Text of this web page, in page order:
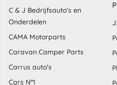
C & J Bedrijfsauto's en
Onderdelen
CAMA Motorparts
Caravan Camper Parts
Carrus auto's
Cars N°1
P